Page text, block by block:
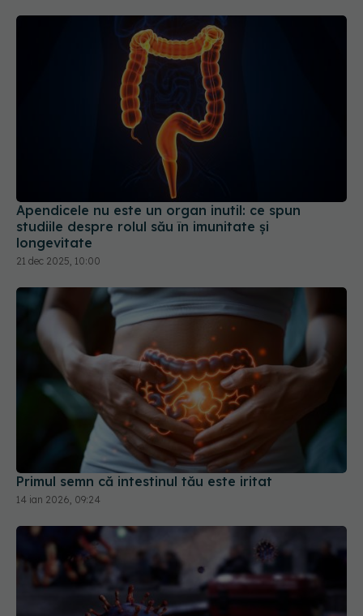
Apendicele nu este un organ inutil: ce spun
studiile despre rolul său în imunitate și
longevitate
21 dec 2025, 10:00
Primul semn că intestinul tău este iritat
14 ian 2026, 09:24